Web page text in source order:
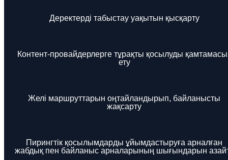
Деректерді табыстау уақытын қысқарту
Контент-провайдерлерге тұрақты қосылуды
ету
Желі маршруттарын оңтайландырып, байланысты
жақсарту
Пирингтік қосылымдарды ұйымдастыруға арналған
жабдық пен байланыс арналарының шығындарын